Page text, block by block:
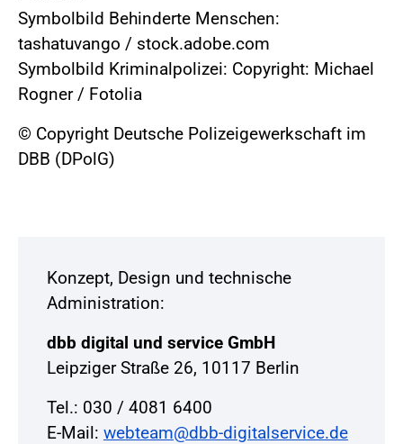
Symbolbild Behinderte Menschen:
tashatuvango / stock.adobe.com
Symbolbild Kriminalpolizei: Copyright: Michael
Rogner / Fotolia
© Copyright Deutsche Polizeigewerkschaft im
DBB (DPolG)
Konzept, Design und technische
Administration:
dbb digital und service GmbH
Leipziger Straße 26, 10117 Berlin
Tel.: 030 / 4081 6400
E-Mail: webteam@dbb-digitalservice.de